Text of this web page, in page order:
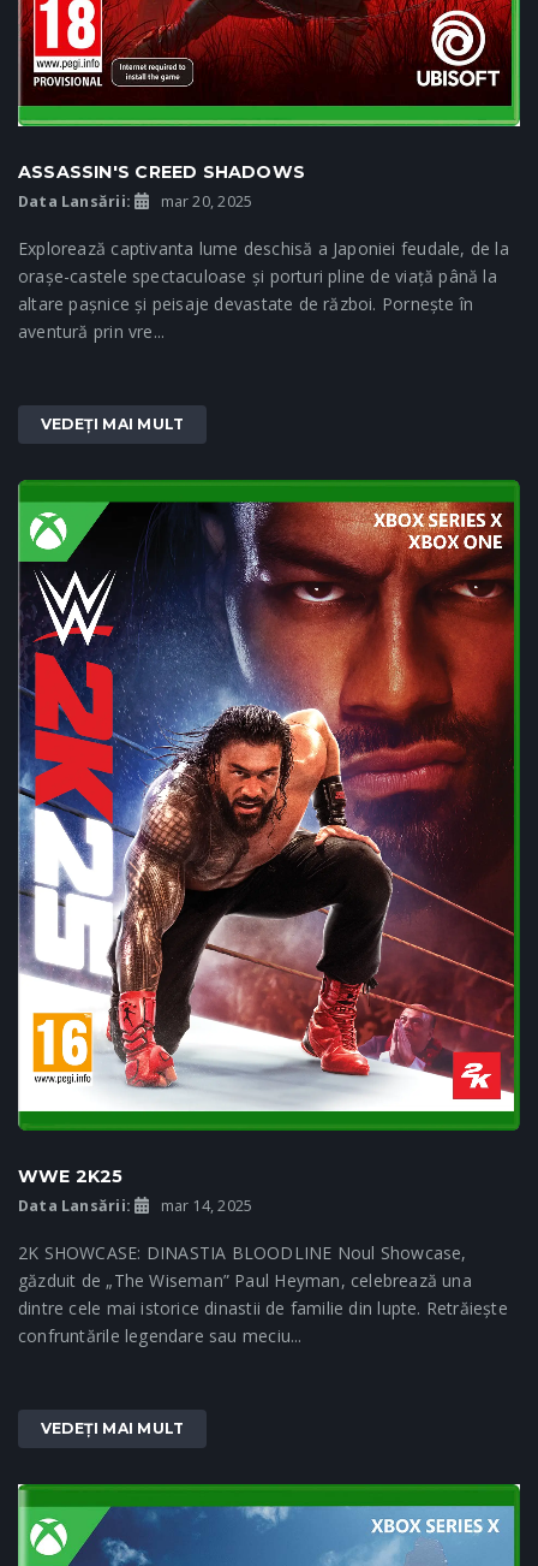
ASSASSIN'S CREED SHADOWS
Data Lansării: mar 20, 2025
Explorează captivanta lume deschisă a Japoniei feudale, de la
orașe-castele spectaculoase și porturi pline de viață până la
altare pașnice și peisaje devastate de război. Pornește în
aventură prin vre...
VEDEȚI MAI MULT
WWE 2K25
Data Lansării: mar 14, 2025
2K SHOWCASE: DINASTIA BLOODLINE Noul Showcase,
găzduit de „The Wiseman” Paul Heyman, celebrează una
dintre cele mai istorice dinastii de familie din lupte. Retrăiește
confruntările legendare sau meciu...
VEDEȚI MAI MULT